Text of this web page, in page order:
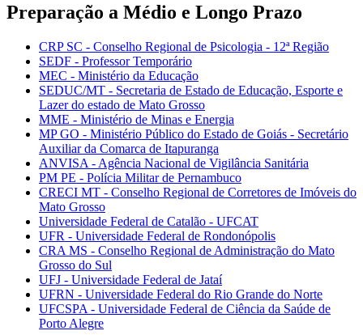
Preparação a Médio e Longo Prazo
CRP SC - Conselho Regional de Psicologia - 12ª Região
SEDF - Professor Temporário
MEC - Ministério da Educação
SEDUC/MT - Secretaria de Estado de Educação, Esporte e
Lazer do estado de Mato Grosso
MME - Ministério de Minas e Energia
MP GO - Ministério Público do Estado de Goiás - Secretário
Auxiliar da Comarca de Itapuranga
ANVISA - Agência Nacional de Vigilância Sanitária
PM PE - Polícia Militar de Pernambuco
CRECI MT - Conselho Regional de Corretores de Imóveis do
Mato Grosso
Universidade Federal de Catalão - UFCAT
UFR - Universidade Federal de Rondonópolis
CRA MS - Conselho Regional de Administração do Mato
Grosso do Sul
UFJ - Universidade Federal de Jataí
UFRN - Universidade Federal do Rio Grande do Norte
UFCSPA - Universidade Federal de Ciência da Saúde de
Porto Alegre